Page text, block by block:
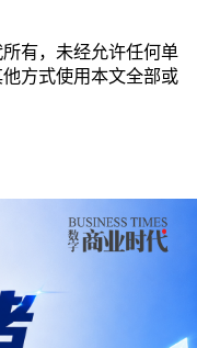
有，未经允许任何单
方式使用本文全部或